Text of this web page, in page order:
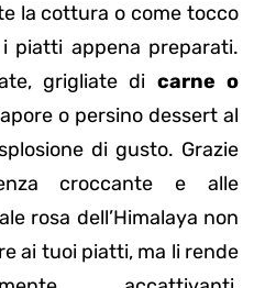
la cottura o come tocco
piatti appena preparati.
grigliate di carne o
o persino dessert al
di gusto. Grazie
croccante e alle
rosa dell’Himalaya non
ai tuoi piatti, ma li rende